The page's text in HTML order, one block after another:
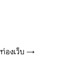
องเว็บ →